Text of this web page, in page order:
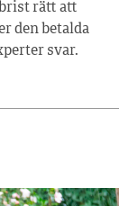
rätt att
den betalda
svar.